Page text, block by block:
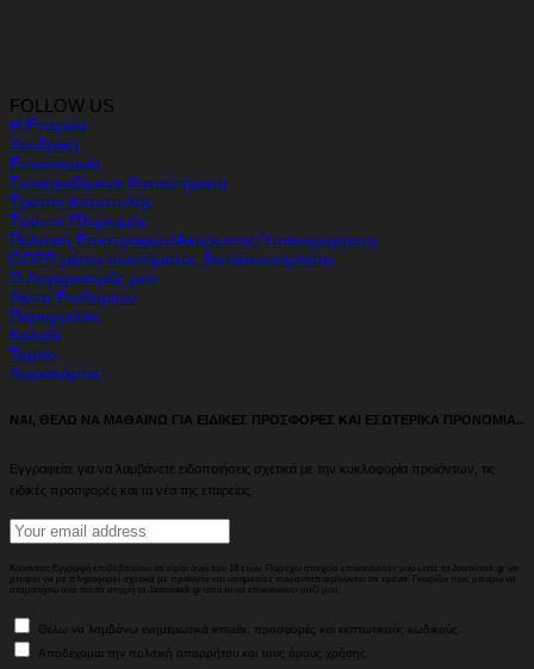
FOLLOW US
Η Εταιρεία
Χονδρική
Επικοινωνία
Συνεργαζόμενα Καταστήματα
Τρόποι Αποστολής
Τρόποι Πληρωμής
Πολιτική Επιστροφών/Ακύρωσης/Υπαναχώρησης
GDPR μέσω συστήματος βιντεοεπιτήρησης
Ο Λογαριασμός μου
Λίστα Επιθυμιών
Παραγγελίες
Καλάθι
Ταμείο
Δωροκάρτες
ΝΑΙ, ΘΕΛΩ ΝΑ ΜΑΘΑΙΝΩ ΓΙΑ ΕΙΔΙΚΕΣ ΠΡΟΣΦΟΡΕΣ ΚΑΙ ΕΣΩΤΕΡΙΚΑ ΠΡΟΝΟΜΙΑ..
Εγγραφείτε για να λαμβάνετε ειδοποιήσεις σχετικά με την κυκλοφορία προϊόντων, τις
ειδικές προσφορές και τα νέα της εταιρείας.
Κάνοντας Εγγραφή επιβεβαιώνω ότι είμαι άνω των 18 ετών. Παρέχω στοιχεία επικοινωνίας μου ώστε το Jasminedr.gr να
μπορεί να με πληροφορεί σχετικά με προϊόντα και υπηρεσίες που ανταποκρίνονται σε εμένα. Γνωρίζω πως μπορώ να
σταματήσω ανά πάσα στιγμή το Jasminedr.gr από το να επικοινωνεί μαζί μου.
Θέλω να λαμβάνω ενημερωτικά emails, προσφορές και εκπτωτικούς κωδικούς.
Αποδέχομαι την πολιτική απορρήτου και τους όρους χρήσης.